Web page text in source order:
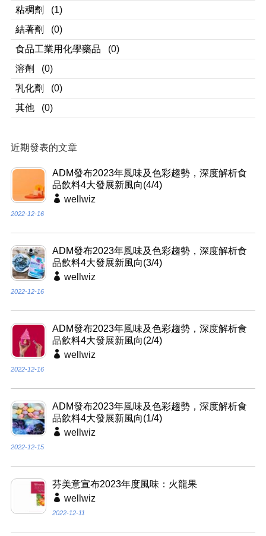
粘稠劑
(1)
結著劑
(0)
食品工業用化學藥品
(0)
溶劑
(0)
乳化劑
(0)
其他
(0)
近期發表的文章
ADM發布2023年風味及色彩趨勢，深度解析食
品飲料4大發展新風向(4/4)
wellwiz
2022-12-16
ADM發布2023年風味及色彩趨勢，深度解析食
品飲料4大發展新風向(3/4)
wellwiz
2022-12-16
ADM發布2023年風味及色彩趨勢，深度解析食
品飲料4大發展新風向(2/4)
wellwiz
2022-12-16
ADM發布2023年風味及色彩趨勢，深度解析食
品飲料4大發展新風向(1/4)
wellwiz
2022-12-15
芬美意宣布2023年度風味：火龍果
wellwiz
2022-12-11